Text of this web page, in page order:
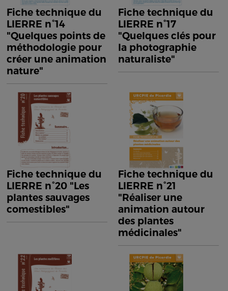
Fiche technique du
LIERRE n°14
"Quelques points de
méthodologie pour
créer une animation
nature"
Fiche technique du
LIERRE n°17
"Quelques clés pour
la photographie
naturaliste"
Fiche technique du
LIERRE n°20 "Les
plantes sauvages
comestibles"
Fiche technique du
LIERRE n°21
"Réaliser une
animation autour
des plantes
médicinales"